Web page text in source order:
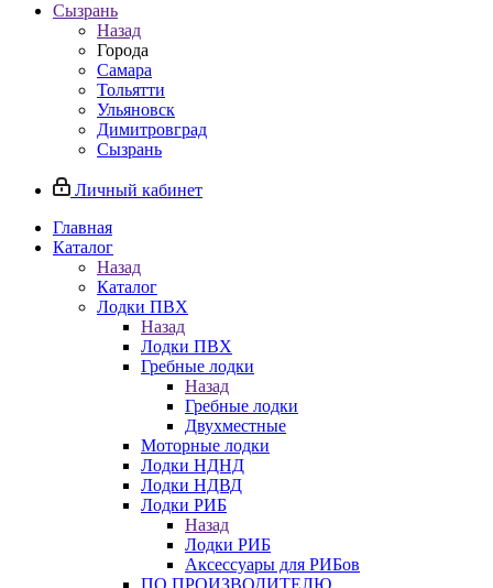
Сызрань
Назад
Города
Самара
Тольятти
Ульяновск
Димитровград
Сызрань
Личный кабинет
Главная
Каталог
Назад
Каталог
Лодки ПВХ
Назад
Лодки ПВХ
Гребные лодки
Назад
Гребные лодки
Двухместные
Моторные лодки
Лодки НДНД
Лодки НДВД
Лодки РИБ
Назад
Лодки РИБ
Аксессуары для РИБов
ПО ПРОИЗВОДИТЕЛЮ